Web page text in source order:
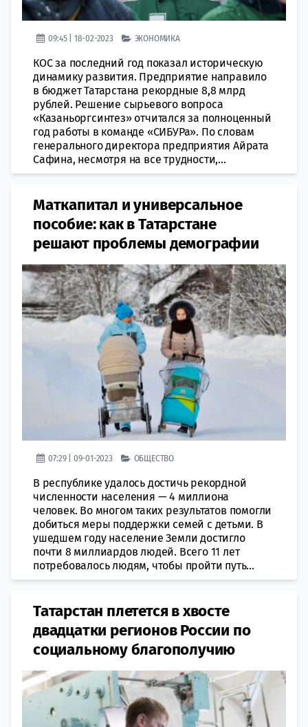
09:45 | 18-02-2023 ЭКОНОМИКА
КОС за последний год показал историческую
динамику развития. Предприятие направило
в бюджет Татарстана рекордные 8,8 млрд
рублей. Решение сырьевого вопроса
«Казаньоргсинтез» отчитался за полноценный
год работы в команде «СИБУРа». По словам
генерального директора предприятия Айрата
Сафина, несмотря на все трудности,...
Маткапитал и универсальное
пособие: как в Татарстане
решают проблемы демографии
07:29 | 09-01-2023 ОБЩЕСТВО
В республике удалось достичь рекордной
численности населения — 4 миллиона
человек. Во многом таких результатов помогли
добиться меры поддержки семей с детьми. В
ушедшем году население Земли достигло
почти 8 миллиардов людей. Всего 11 лет
потребовалось людям, чтобы пройти путь...
Татарстан плетется в хвосте
двадцатки регионов России по
социальному благополучию